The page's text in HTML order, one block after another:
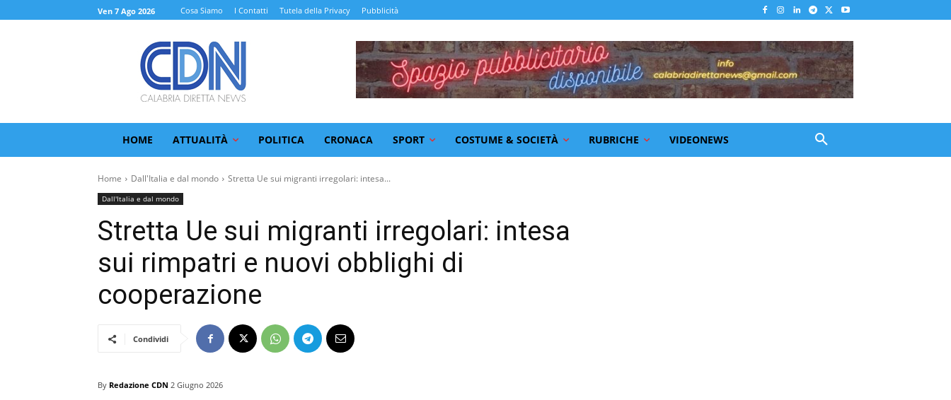
Ven 7 Ago 2026 Cosa Siamo I Contatti Tutela della Privacy Pubblicità
HOME ATTUALITÀ POLITICA CRONACA SPORT COSTUME & SOCIETÀ RUBRICHE VIDEONEWS
Home Dall'Italia e dal mondo Stretta Ue sui migranti irregolari: intesa...
Dall'Italia e dal mondo
Stretta Ue sui migranti irregolari: intesa
sui rimpatri e nuovi obblighi di
cooperazione
Condividi
By Redazione CDN 2 Giugno 2026